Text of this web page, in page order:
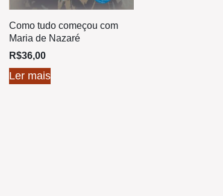
Como tudo começou com
Maria de Nazaré
R$36,00
Ler mais